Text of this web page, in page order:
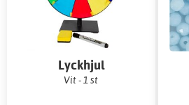
Lyckhjul
Vit - 1 st